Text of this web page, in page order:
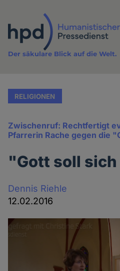
Inhalt
Der säkulare Blick auf die Welt.
RELIGIONEN
Zwischenruf: Rechtfertigt
Pfarrerin Rache gegen die
"Gott soll
Dennis Riehle
12.02.2016